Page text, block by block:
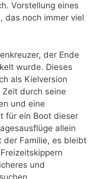
Vorstellung eines
das noch immer viel
der Ende
wurde. Dieses
als Kielversion
durch seine
und eine
für ein Boot dieser
allein
der Familie, es bleibt
und